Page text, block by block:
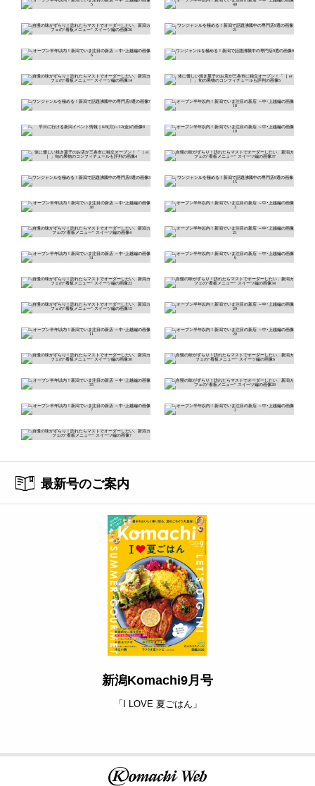
最新号のご案内
新潟Komachi9月号
「I LOVE 夏ごはん」